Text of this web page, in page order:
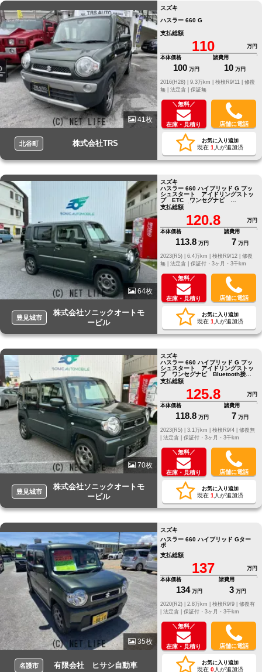
41枚
北谷町 株式会社TRS
スズキ
ハスラー 660 G
支払総額
110
万円
本体価格
100 万円
諸費用
10 万円
修復
無 | 法定含 | 保証無
＼無料／
在庫・見積り 店舗に電話
お気に入り追加
現在 1 人が追加済
64枚
豊見城市
株式会社ソニックオートモ
ービル
スズキ
ハスラー 660 ハイブリッド G プッ
シュスタート アイドリングストッ
プ ETC ワンセグナビ
Bluetooth接続 バックカメラ
支払総額
120.8
万円
本体価格
113.8 万円
諸費用
7 万円
修復
無 | 法定含 | 保証付・3ヶ月・3千km
＼無料／
在庫・見積り 店舗に電話
お気に入り追加
現在 1 人が追加済
70枚
豊見城市
株式会社ソニックオートモ
ービル
スズキ
ハスラー 660 ハイブリッド G プッ
シュスタート アイドリングストッ
プ ワンセグナビ Bluetooth接
続 バックカメラ
支払総額
125.8
万円
本体価格
118.8 万円
諸費用
7 万円
修復無
法定含 | 保証付・3ヶ月・3千km
＼無料／
在庫・見積り 店舗に電話
お気に入り追加
現在 1 人が追加済
35枚
名護市 有限会社 ヒサシ自動車
スズキ
ハスラー 660 ハイブリッド Gター
ボ
支払総額
137
万円
本体価格
134 万円
諸費用
3 万円
修復有
法定含 | 保証付・3ヶ月・3千km
＼無料／
在庫・見積り 店舗に電話
お気に入り追加
現在 0人が追加済